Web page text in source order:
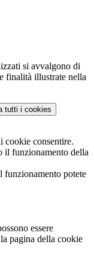
si avvalgono di
finalità illustrate nella
tutti i cookies
cookie consentire.
il funzionamento della
funzionamento potete
essere
pagina della cookie